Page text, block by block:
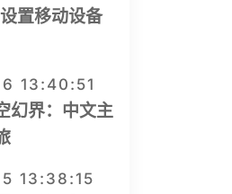
置移动设备
13:40:51
幻界：中文主
13:38:15